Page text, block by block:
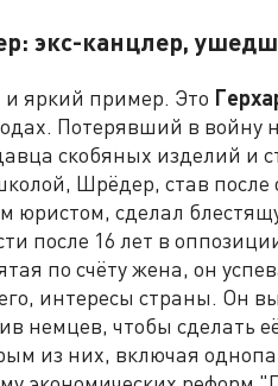
экс-канцлер,
и яркий пример. Это
Потерявший в
скобяных изделий и
Шрёдер, став после
юристом, сделал
после 16 лет в
по счёту жена, он
интересы страны. Он
немцев, чтобы сделать
из них, включая